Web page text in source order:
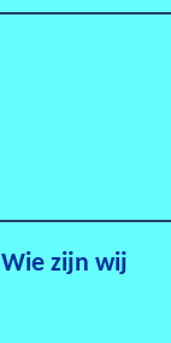
Wie zijn wij